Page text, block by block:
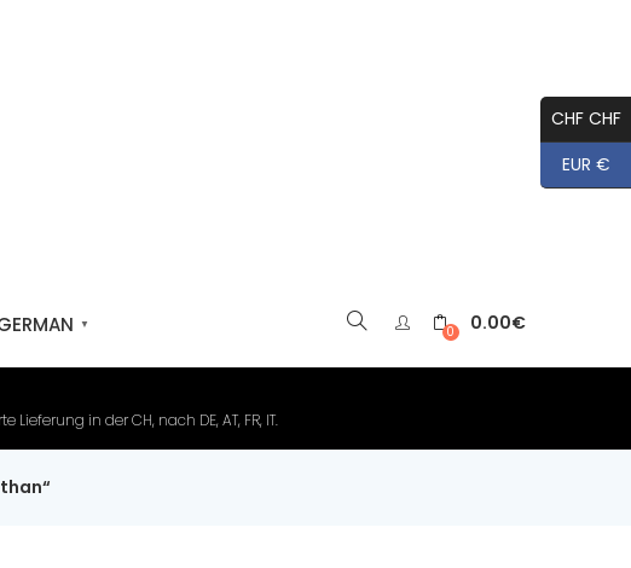
▼ 0 0.00€
in der CH, nach DE, AT, FR, IT.
CHF CHF
EUR €